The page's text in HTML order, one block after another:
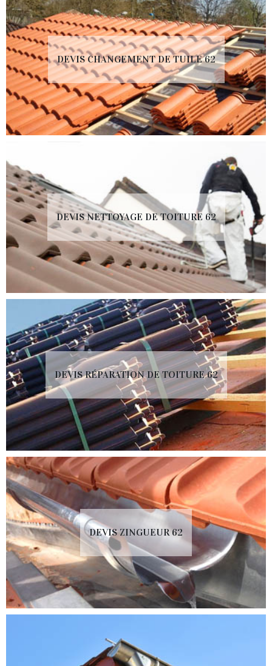
DEVIS CHANGEMENT DE TUILE 62
DEVIS NETTOYAGE DE TOITURE 62
DEVIS RÉPARATION DE TOITURE 62
DEVIS ZINGUEUR 62